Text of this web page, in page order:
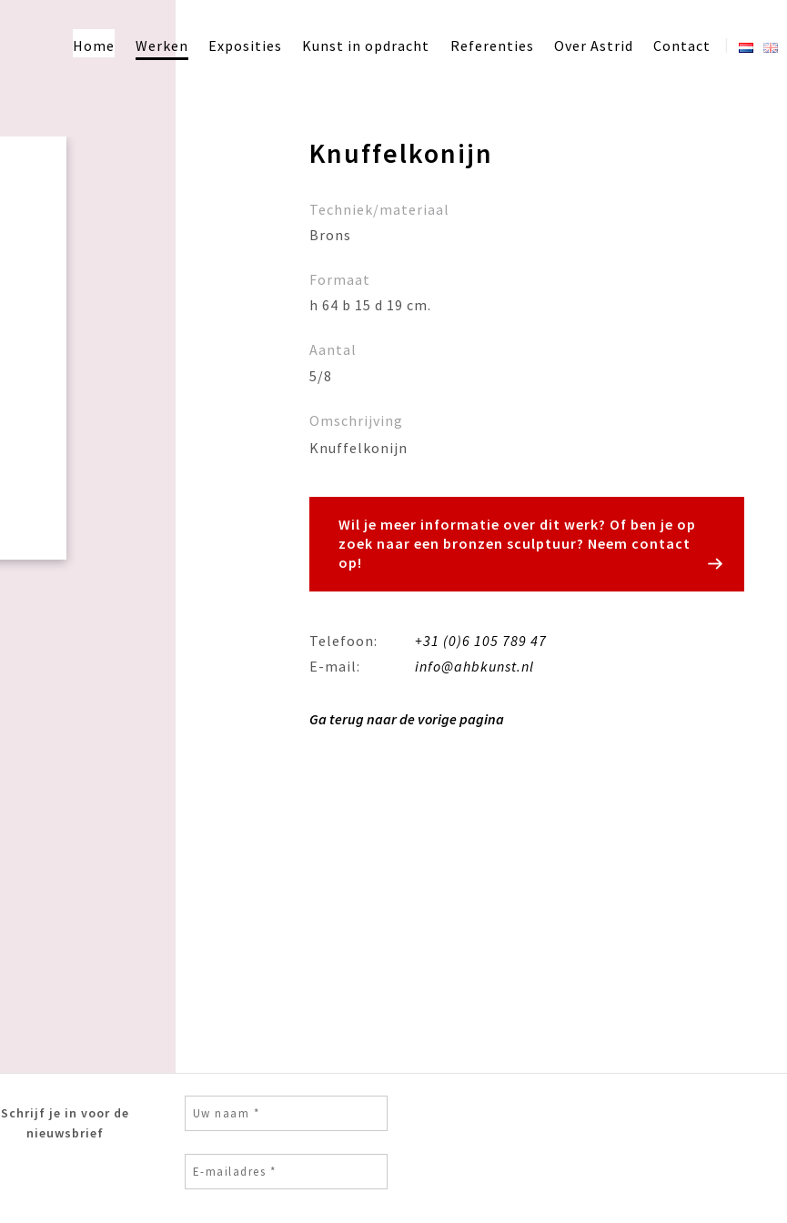
Home Werken Exposities Kunst in opdracht Referenties Over Astrid Contact
Knuffelkonijn
Techniek/materiaal
Brons
Formaat
h 64 b 15 d 19 cm.
Aantal
5/8
Omschrijving
Knuffelkonijn
Wil je meer informatie over dit werk? Of ben je op
zoek naar een bronzen sculptuur? Neem contact
op!
Telefoon:
+31 (0)6 105 789 47
E-mail:
info@ahbkunst.nl
Ga terug naar de vorige pagina
Schrijf je in voor de
nieuwsbrief